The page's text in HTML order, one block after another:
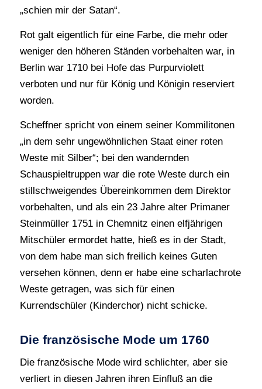
„schien mir der Satan“.
Rot galt eigentlich für eine Farbe, die mehr oder
weniger den höheren Ständen vorbehalten war, in
Berlin war 1710 bei Hofe das Purpurviolett
verboten und nur für König und Königin reserviert
worden.
Scheffner spricht von einem seiner Kommilitonen
„in dem sehr ungewöhnlichen Staat einer roten
Weste mit Silber“; bei den wandernden
Schauspieltruppen war die rote Weste durch ein
stillschweigendes Übereinkommen dem Direktor
vorbehalten, und als ein 23 Jahre alter Primaner
Steinmüller 1751 in Chemnitz einen elfjährigen
Mitschüler ermordet hatte, hieß es in der Stadt,
von dem habe man sich freilich keines Guten
versehen können, denn er habe eine scharlachrote
Weste getragen, was sich für einen
Kurrendschüler (Kinderchor) nicht schicke.
Die französische Mode um 1760
Die französische Mode wird schlichter, aber sie
verliert in diesen Jahren ihren Einfluß an die